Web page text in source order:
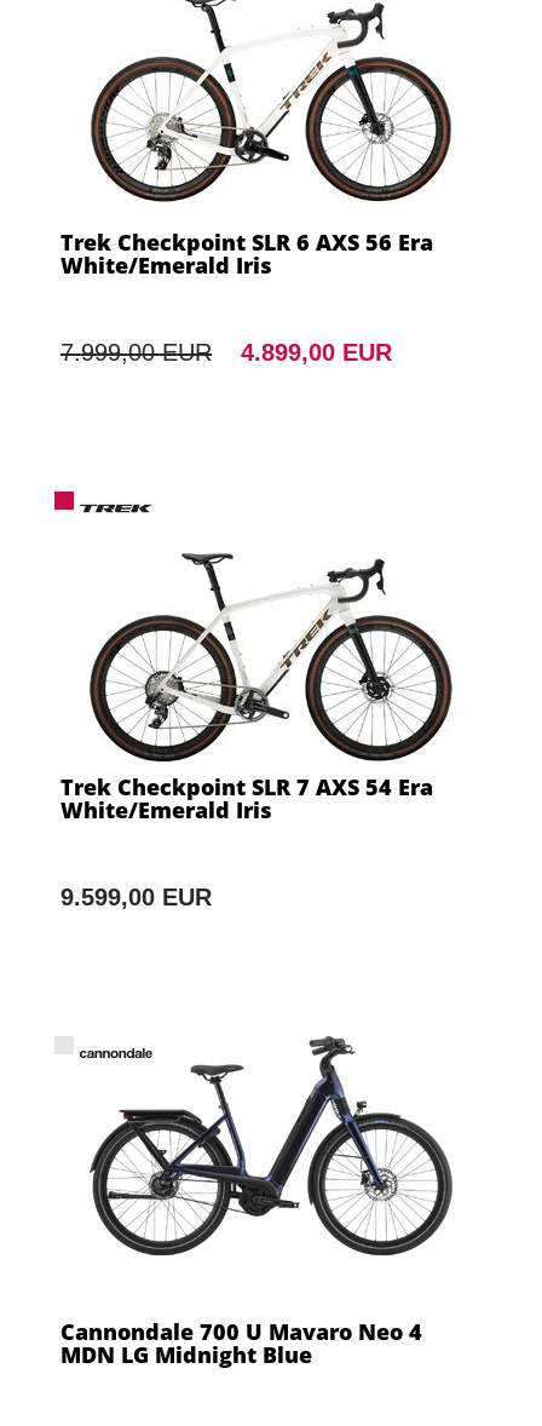
Trek Checkpoint SLR 6 AXS 56 Era
White/Emerald Iris
7.999,00 EUR 4.899,00 EUR
Trek Checkpoint SLR 7 AXS 54 Era
White/Emerald Iris
9.599,00 EUR
Cannondale 700 U Mavaro Neo 4
MDN LG Midnight Blue